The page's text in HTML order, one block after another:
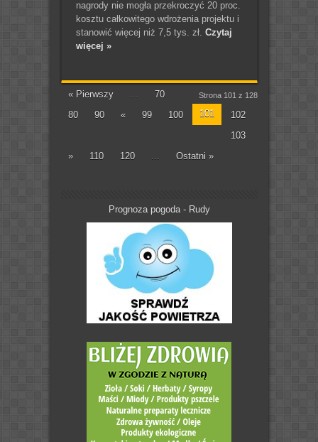
nagrody nie mogła przekroczyć 20 proc.
kosztu całkowitego wdrożenia projektu i
stanowić więcej niż 7,5 tys. zł. Czytaj
więcej »
Strona 101 z 128
« Pierwszy
70
80
90 « 99 100 101
102
103
»
110 120 Ostatni »
Prognoza pogoda - Rudy